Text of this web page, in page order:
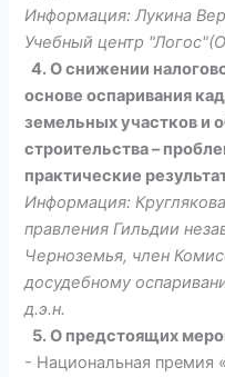
Информация: Лукина
Учебный центр
4. О снижении
основе оспаривания
земельных участков и
строительства –
практические
Информация:
правления Гильдии
Черноземья, член
досудебному
д.э.н.
5. О предстоящих
- Национальная премия